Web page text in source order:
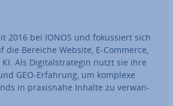
2016 bei IONOS und fo­kus­siert sich
die Bereiche Website, E-Commerce,
KI. Als Di­gi­tal­stra­te­gin nutzt sie ihre
GEO-Erfahrung, um komplexe
in pra­xis­na­he Inhalte zu ver­wan­